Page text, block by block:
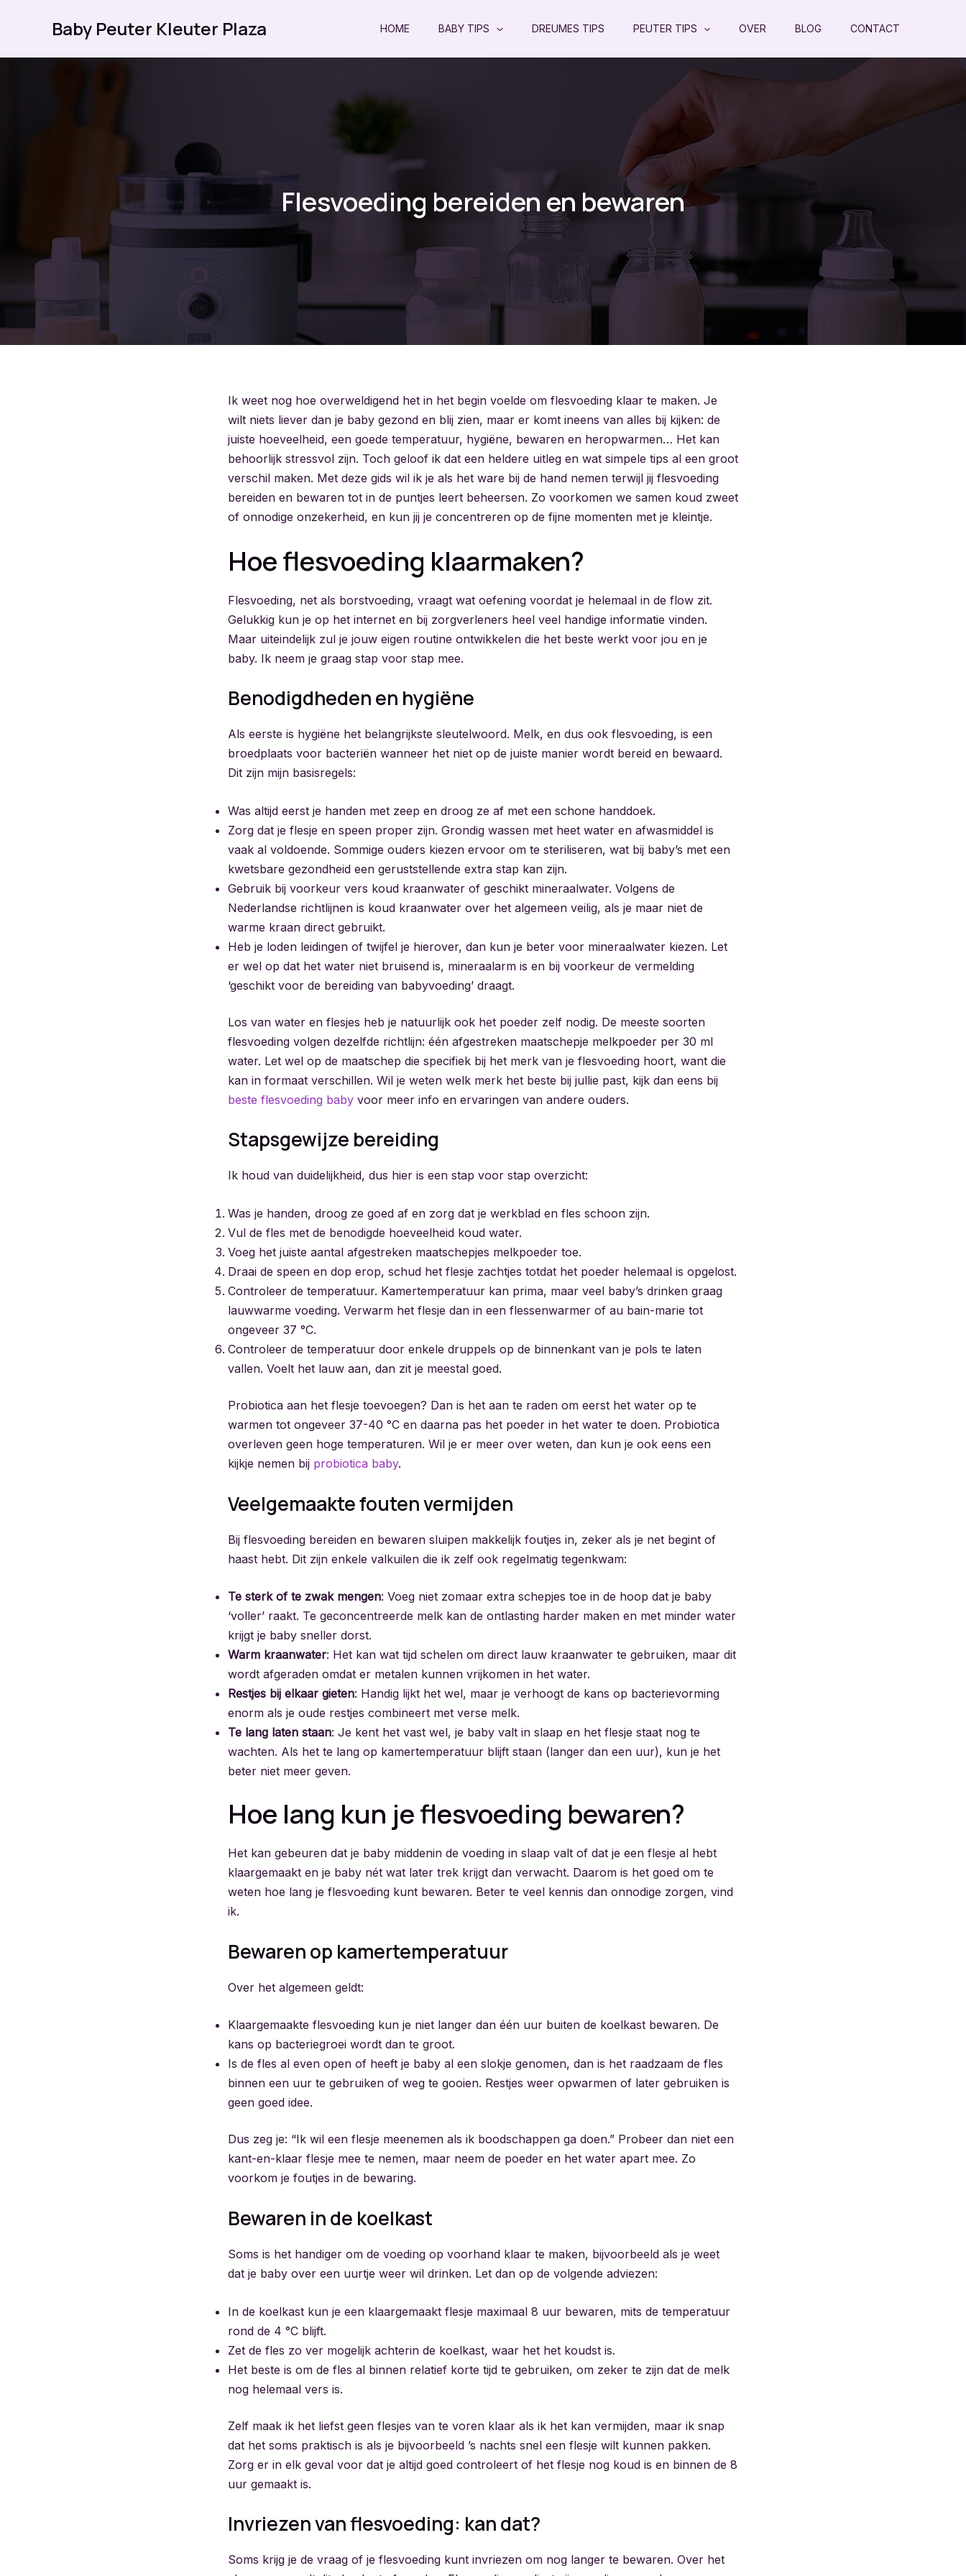
Baby Peuter Kleuter Plaza HOME BABY TIPS DREUMES TIPS PEUTER TIPS OVER BLOG CONTACT
Flesvoeding bereiden en bewaren
Ik weet nog hoe overweldigend het in het begin voelde om flesvoeding klaar te maken. Je
wilt niets liever dan je baby gezond en blij zien, maar er komt ineens van alles bij kijken: de
juiste hoeveelheid, een goede temperatuur, hygiëne, bewaren en heropwarmen… Het kan
behoorlijk stressvol zijn. Toch geloof ik dat een heldere uitleg en wat simpele tips al een groot
verschil maken. Met deze gids wil ik je als het ware bij de hand nemen terwijl jij flesvoeding
bereiden en bewaren tot in de puntjes leert beheersen. Zo voorkomen we samen koud zweet
of onnodige onzekerheid, en kun jij je concentreren op de fijne momenten met je kleintje.
Hoe flesvoeding klaarmaken?
Flesvoeding, net als borstvoeding, vraagt wat oefening voordat je helemaal in de flow zit.
Gelukkig kun je op het internet en bij zorgverleners heel veel handige informatie vinden.
Maar uiteindelijk zul je jouw eigen routine ontwikkelen die het beste werkt voor jou en je
baby. Ik neem je graag stap voor stap mee.
Benodigdheden en hygiëne
Als eerste is hygiëne het belangrijkste sleutelwoord. Melk, en dus ook flesvoeding, is een
broedplaats voor bacteriën wanneer het niet op de juiste manier wordt bereid en bewaard.
Dit zijn mijn basisregels:
Was altijd eerst je handen met zeep en droog ze af met een schone handdoek.
Zorg dat je flesje en speen proper zijn. Grondig wassen met heet water en afwasmiddel is
vaak al voldoende. Sommige ouders kiezen ervoor om te steriliseren, wat bij baby’s met een
kwetsbare gezondheid een geruststellende extra stap kan zijn.
Gebruik bij voorkeur vers koud kraanwater of geschikt mineraalwater. Volgens de
Nederlandse richtlijnen is koud kraanwater over het algemeen veilig, als je maar niet de
warme kraan direct gebruikt.
Heb je loden leidingen of twijfel je hierover, dan kun je beter voor mineraalwater kiezen. Let
er wel op dat het water niet bruisend is, mineraalarm is en bij voorkeur de vermelding
‘geschikt voor de bereiding van babyvoeding’ draagt.
Los van water en flesjes heb je natuurlijk ook het poeder zelf nodig. De meeste soorten
flesvoeding volgen dezelfde richtlijn: één afgestreken maatschepje melkpoeder per 30 ml
water. Let wel op de maatschep die specifiek bij het merk van je flesvoeding hoort, want die
kan in formaat verschillen. Wil je weten welk merk het beste bij jullie past, kijk dan eens bij
beste flesvoeding baby voor meer info en ervaringen van andere ouders.
Stapsgewijze bereiding
Ik houd van duidelijkheid, dus hier is een stap voor stap overzicht:
Was je handen, droog ze goed af en zorg dat je werkblad en fles schoon zijn.
Vul de fles met de benodigde hoeveelheid koud water.
Voeg het juiste aantal afgestreken maatschepjes melkpoeder toe.
Draai de speen en dop erop, schud het flesje zachtjes totdat het poeder helemaal is opgelost.
Controleer de temperatuur. Kamertemperatuur kan prima, maar veel baby’s drinken graag
lauwwarme voeding. Verwarm het flesje dan in een flessenwarmer of au bain-marie tot
ongeveer 37 °C.
Controleer de temperatuur door enkele druppels op de binnenkant van je pols te laten
vallen. Voelt het lauw aan, dan zit je meestal goed.
Probiotica aan het flesje toevoegen? Dan is het aan te raden om eerst het water op te
warmen tot ongeveer 37-40 °C en daarna pas het poeder in het water te doen. Probiotica
overleven geen hoge temperaturen. Wil je er meer over weten, dan kun je ook eens een
kijkje nemen bij probiotica baby.
Veelgemaakte fouten vermijden
Bij flesvoeding bereiden en bewaren sluipen makkelijk foutjes in, zeker als je net begint of
haast hebt. Dit zijn enkele valkuilen die ik zelf ook regelmatig tegenkwam:
Te sterk of te zwak mengen: Voeg niet zomaar extra schepjes toe in de hoop dat je baby
‘voller’ raakt. Te geconcentreerde melk kan de ontlasting harder maken en met minder water
krijgt je baby sneller dorst.
Warm kraanwater: Het kan wat tijd schelen om direct lauw kraanwater te gebruiken, maar dit
wordt afgeraden omdat er metalen kunnen vrijkomen in het water.
Restjes bij elkaar gieten: Handig lijkt het wel, maar je verhoogt de kans op bacterievorming
enorm als je oude restjes combineert met verse melk.
Te lang laten staan: Je kent het vast wel, je baby valt in slaap en het flesje staat nog te
wachten. Als het te lang op kamertemperatuur blijft staan (langer dan een uur), kun je het
beter niet meer geven.
Hoe lang kun je flesvoeding bewaren?
Het kan gebeuren dat je baby middenin de voeding in slaap valt of dat je een flesje al hebt
klaargemaakt en je baby nét wat later trek krijgt dan verwacht. Daarom is het goed om te
weten hoe lang je flesvoeding kunt bewaren. Beter te veel kennis dan onnodige zorgen, vind
ik.
Bewaren op kamertemperatuur
Over het algemeen geldt:
Klaargemaakte flesvoeding kun je niet langer dan één uur buiten de koelkast bewaren. De
kans op bacteriegroei wordt dan te groot.
Is de fles al even open of heeft je baby al een slokje genomen, dan is het raadzaam de fles
binnen een uur te gebruiken of weg te gooien. Restjes weer opwarmen of later gebruiken is
geen goed idee.
Dus zeg je: “Ik wil een flesje meenemen als ik boodschappen ga doen.” Probeer dan niet een
kant-en-klaar flesje mee te nemen, maar neem de poeder en het water apart mee. Zo
voorkom je foutjes in de bewaring.
Bewaren in de koelkast
Soms is het handiger om de voeding op voorhand klaar te maken, bijvoorbeeld als je weet
dat je baby over een uurtje weer wil drinken. Let dan op de volgende adviezen:
In de koelkast kun je een klaargemaakt flesje maximaal 8 uur bewaren, mits de temperatuur
rond de 4 °C blijft.
Zet de fles zo ver mogelijk achterin de koelkast, waar het het koudst is.
Het beste is om de fles al binnen relatief korte tijd te gebruiken, om zeker te zijn dat de melk
nog helemaal vers is.
Zelf maak ik het liefst geen flesjes van te voren klaar als ik het kan vermijden, maar ik snap
dat het soms praktisch is als je bijvoorbeeld ’s nachts snel een flesje wilt kunnen pakken.
Zorg er in elk geval voor dat je altijd goed controleert of het flesje nog koud is en binnen de 8
uur gemaakt is.
Invriezen van flesvoeding: kan dat?
Soms krijg je de vraag of je flesvoeding kunt invriezen om nog langer te bewaren. Over het